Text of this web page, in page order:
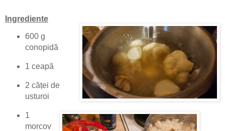
Ingrediente
600 g
conopidă
1 ceapă
2 căței de
usturoi
1
morcov